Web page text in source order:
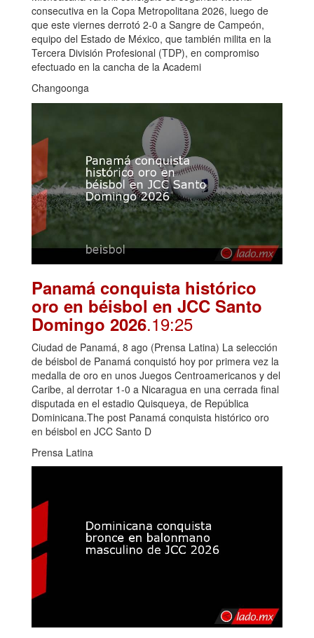
consecutiva en la Copa Metropolitana 2026, luego de
que este viernes derrotó 2-0 a Sangre de Campeón,
equipo del Estado de México, que también milita en la
Tercera División Profesional (TDP), en compromiso
efectuado en la cancha de la Academi
Changoonga
Panamá conquista histórico
oro en béisbol en JCC Santo
Domingo 2026.19:25
Ciudad de Panamá, 8 ago (Prensa Latina) La selección
de béisbol de Panamá conquistó hoy por primera vez la
medalla de oro en unos Juegos Centroamericanos y del
Caribe, al derrotar 1-0 a Nicaragua en una cerrada final
disputada en el estadio Quisqueya, de República
Dominicana.The post Panamá conquista histórico oro
en béisbol en JCC Santo D
Prensa Latina